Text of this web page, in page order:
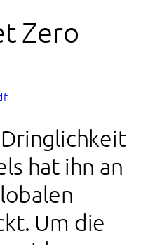
Zero
hat ihn an
Um die